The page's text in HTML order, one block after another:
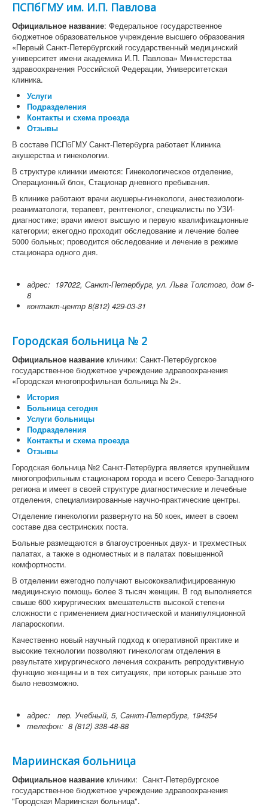
ПСПбГМУ им. И.П. Павлова
Официальное название: Федеральное государственное
бюджетное образовательное учреждение высшего образования
«Первый Санкт-Петербургский государственный медицинский
университет имени академика И.П. Павлова» Министерства
здравоохранения Российской Федерации, Университетская
клиника.
Услуги
Подразделения
Контакты и схема проезда
Отзывы
В составе ПСПбГМУ Санкт-Петербурга работает Клиника
акушерства и гинекологии.
В структуре клиники имеются: Гинекологическое отделение,
Операционный блок, Стационар дневного пребывания.
В клинике работают врачи акушеры-гинекологи, анестезиологи-
реаниматологи, терапевт, рентгенолог, специалисты по УЗИ-
диагностике; врачи имеют высшую и первую квалификационные
категории; ежегодно проходит обследование и лечение более
5000 больных; проводится обследование и лечение в режиме
стационара одного дня.
адрес: 197022, Санкт-Петербург, ул. Льва Толстого, дом 6-
8
контакт-центр 8(812) 429-03-31
Городская больница № 2
Официальное название клиники: Санкт-Петербургское
государственное бюджетное учреждение здравоохранения
«Городская многопрофильная больница № 2».
История
Больница сегодня
Услуги больницы
Подразделения
Контакты и схема проезда
Отзывы
Городская больница №2 Санкт-Петербурга является крупнейшим
многопрофильным стационаром города и всего Северо-Западного
региона и имеет в своей структуре диагностические и лечебные
отделения, специализированные научно-практические центры.
Отделение гинекологии развернуто на 50 коек, имеет в своем
составе два сестринских поста.
Больные размещаются в благоустроенных двух- и трехместных
палатах, а также в одноместных и в палатах повышенной
комфортности.
В отделении ежегодно получают высококвалифицированную
медицинскую помощь более 3 тысяч женщин. В год выполняется
свыше 600 хирургических вмешательств высокой степени
сложности с применением диагностической и манипуляционной
лапароскопии.
Качественно новый научный подход к оперативной практике и
высокие технологии позволяют гинекологам отделения в
результате хирургического лечения сохранить репродуктивную
функцию женщины и в тех ситуациях, при которых раньше это
было невозможно.
адрес: пер. Учебный, 5, Санкт-Петербург, 194354
телефон: 8 (812) 338-48-88
Мариинская больница
Официальное название клиники: Санкт-Петербургское
государственное бюджетное учреждение здравоохранения
"Городская Мариинская больница".